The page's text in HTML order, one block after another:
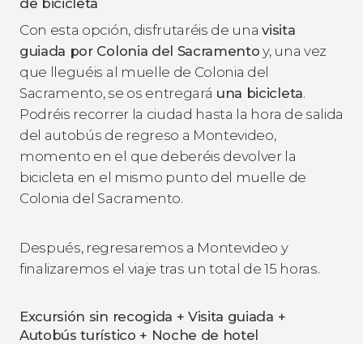
Con esta opción, disfrutaréis de unavisita
guiada por Colonia del Sacramento y, una vez
que lleguéis al muelle de Colonia del
Sacramento, se os entregará una bicicleta.
Podréis recorrer la ciudad hasta la hora de salida
del autobús de regreso a Montevideo,
momento en el que deberéis devolver la
bicicleta en el mismo punto del muelle de
Colonia del Sacramento.
Después, regresaremos a Montevideo y
finalizaremos el viaje tras un total de 15 horas.
Excursión sin recogida + Visita guiada +
Autobús turístico + Noche de hotel